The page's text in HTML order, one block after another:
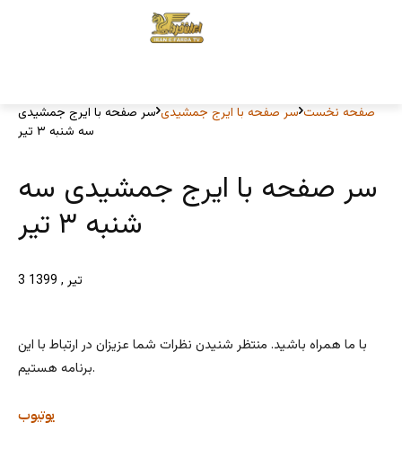
صفحه نخست سر صفحه با ایرج جمشیدی سر صفحه با ایرج جمشیدی
سه شنبه ۳ تیر
سر صفحه با ایرج جمشیدی سه
شنبه ۳ تیر
3 تیر , 1399
با ما همراه باشید. منتظر شنیدن نظرات شما عزیزان در ارتباط با این
برنامه هستیم.
یوتیوب